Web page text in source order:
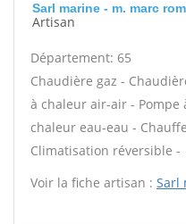
Sarl marine - m. marc
Artisan
Département: 65
Chaudière gaz -
à chaleur air-air - Pompe
chaleur eau-eau -
Climatisation réversible -
Voir la fiche artisan : Sarl